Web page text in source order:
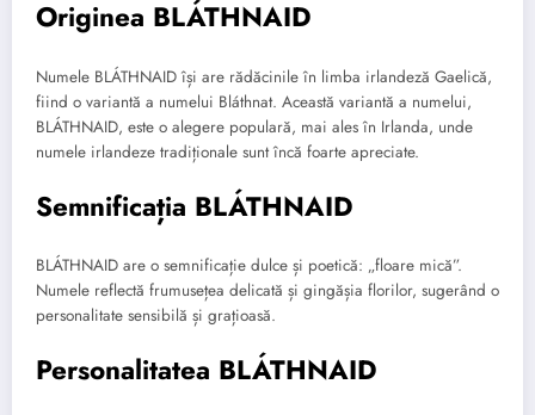
Originea BLÁTHNAID
Numele BLÁTHNAID își are rădăcinile în limba irlandeză Gaelică,
fiind o variantă a numelui Bláthnat. Această variantă a numelui,
BLÁTHNAID, este o alegere populară, mai ales în Irlanda, unde
numele irlandeze tradiționale sunt încă foarte apreciate.
Semnificația BLÁTHNAID
BLÁTHNAID are o semnificație dulce și poetică: „floare mică”.
Numele reflectă frumusețea delicată și gingășia florilor, sugerând o
personalitate sensibilă și grațioasă.
Personalitatea BLÁTHNAID